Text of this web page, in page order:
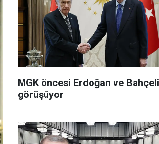
MGK öncesi Erdoğan ve Bahçeli
görüşüyor